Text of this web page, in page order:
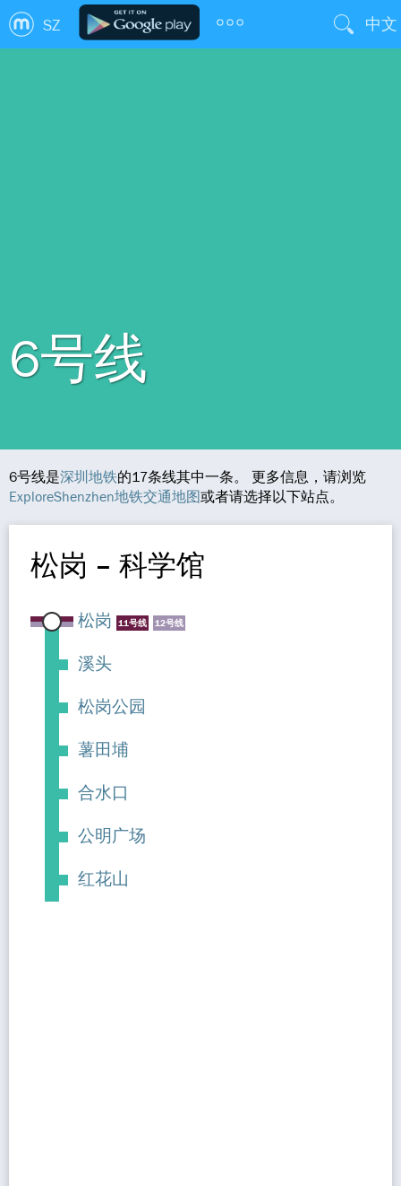
SZ 中文
6号线
6号线是深圳地铁的17条线其中一条。 更多信息，请浏览
ExploreShenzhen地铁交通地图或者请选择以下站点。
松岗 – 科学馆
松岗 11号线 12号线
溪头
松岗公园
薯田埔
合水口
公明广场
红花山